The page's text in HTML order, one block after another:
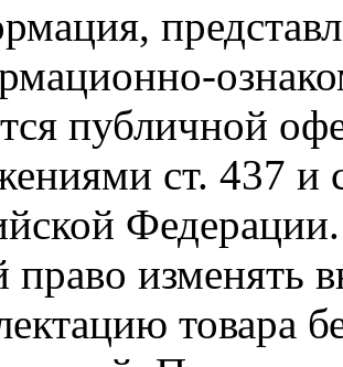
публичной
ст. 437 и
право изменять
товара